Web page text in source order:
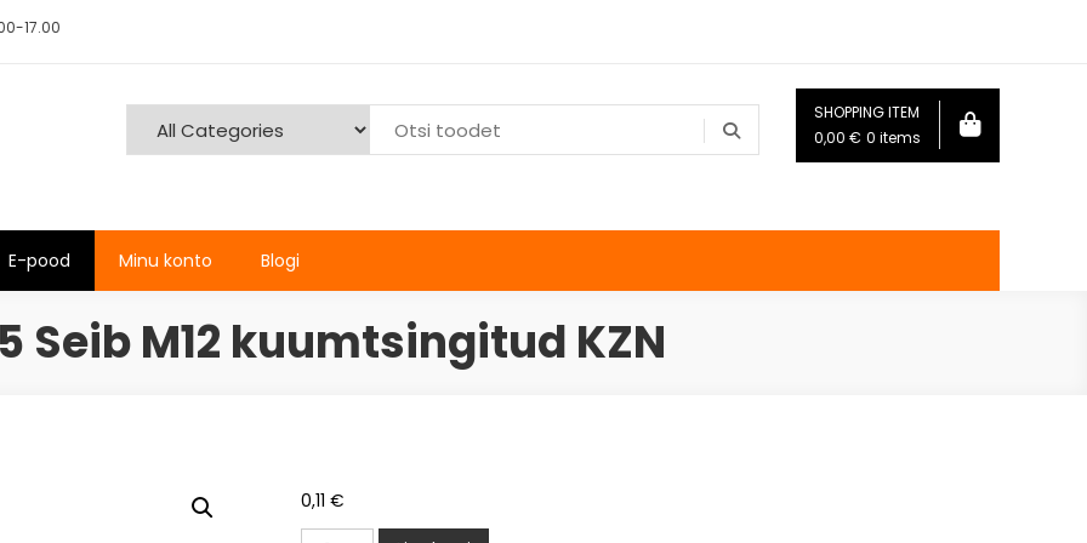
17.00
SHOPPING ITEM
0,00 € 0 items
E-pood Minu konto Blogi
Seib M12 kuumtsingitud KZN
0,11 €